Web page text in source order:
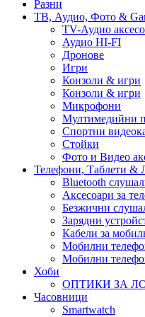
Разни
ТВ, Аудио, Фото &
TV-Аудио
Аудио HI-FI
Дронове
Игри
Конзоли & игри
Конзоли & игри
Микрофони
Мултимедийни
Спортни
Стойки
Фото и Видео
Телефони, Таблети &
Bluetooth
Аксесоари за
Безжични
Зарядни
Кабели за
Мобилни
Мобилни
Хоби
ОПТИКИ ЗА
Часовници
Smartwatch